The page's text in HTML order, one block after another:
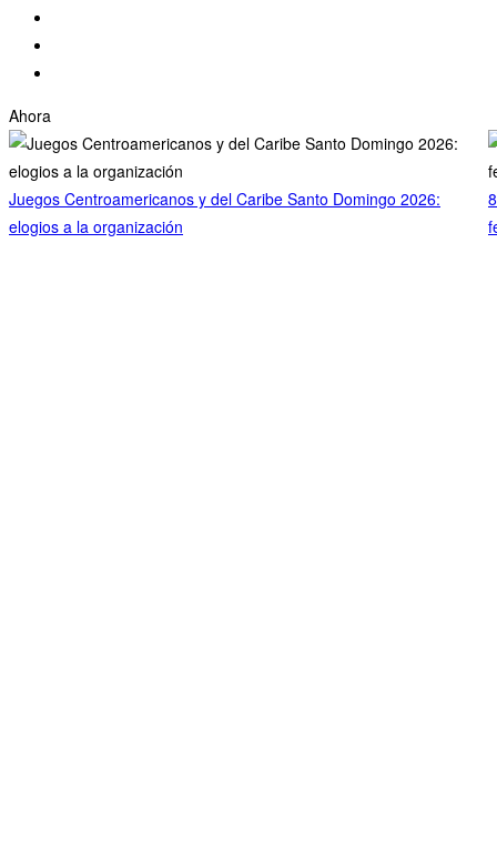
Ahora
Juegos Centroamericanos y del Caribe Santo Domingo 2026:
elogios a la organización